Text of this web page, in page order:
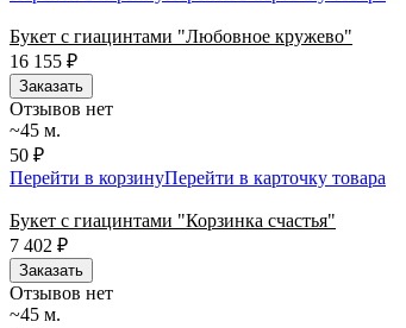
Букет с гиацинтами "Любовное кружево"
16 155 ₽
Заказать
Отзывов нет
~45 м.
50 ₽
Перейти в корзинуПерейти в карточку товара
Букет с гиацинтами "Корзинка счастья"
7 402 ₽
Заказать
Отзывов нет
~45 м.